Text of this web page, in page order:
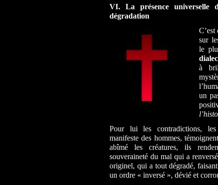
VI. La présence
dégradation
sur
le
à
un
Pour lui les contradictions, les
manifeste des hommes,
abîmé les créatures, ils
souveraineté du mal qui a
originel, qui a tout dégradé,
un ordre « inversé », dévié et